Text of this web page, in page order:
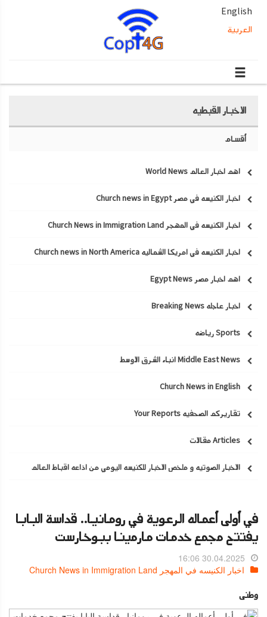
English
العربية
الاخبار القبطيه
أقسام
اهم اخبار العالم World News
اخبار الكنيسه في مصر Church news in Egypt
اخبار الكنيسه في المهجر Church News in Immigration Land
اخبار الكنيسه في امريكا الشماليه Church news in North America
اهم اخبار مصر Egypt News
اخبار عاجله Breaking News
Sports رياضه
Middle East News انباء الشرق الاوسط
Church News in English
تقاريركم الصحفيه Your Reports
Articles مقالات
الاخبار الصوتيه و ملخص الاخبار للكنيسه اليومي من اذاعه اقباط العالم
في أولى أعماله الرعوية في رومانيا.. قداسة البابا
يفتتح مجمع خدمات مارمينا ببوخارست
30.04.2025 16:06
اخبار الكنيسه في المهجر Church News in Immigration Land
وطنى